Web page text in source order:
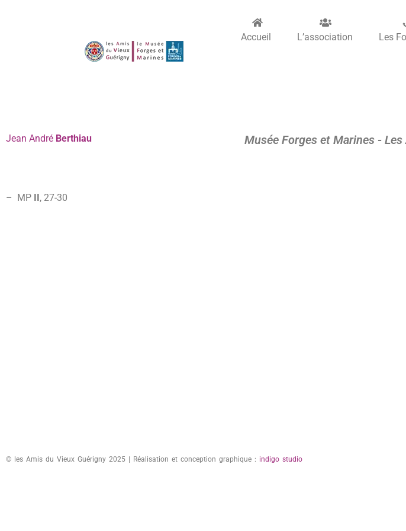
Accueil L’association Les
Jean André Berthiau Musée Forges et Marines -
– MP II, 27-30
© les Amis du Vieux Guérigny 2025 | Réalisation et conception graphique : indigo studio